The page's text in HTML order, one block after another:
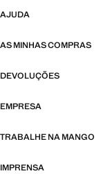
AJUDA
AS MINHAS COMPRAS
DEVOLUÇÕES
EMPRESA
TRABALHE NA MANGO
IMPRENSA